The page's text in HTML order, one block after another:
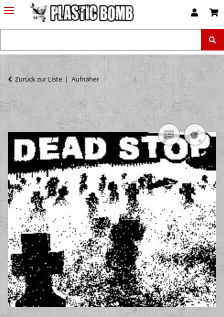
Zurück zur Liste Aufnäher